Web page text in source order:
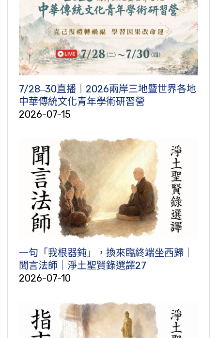
7/28‒30直播｜2026兩岸三地暨世界各地
中華傳統文化青年學術研習營
2026-07-15
一句「我根器鈍」，換來臨終端坐西歸｜
聞言法師｜淨土聖賢錄選譯27
2026-07-10